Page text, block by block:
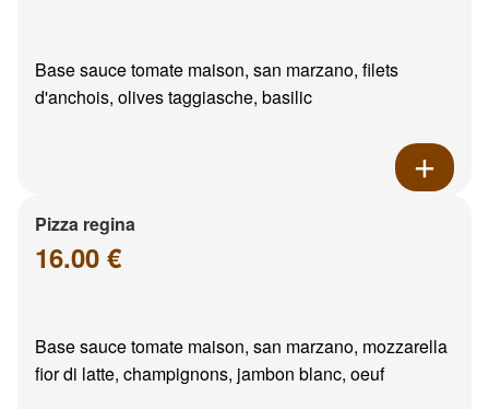
Base sauce tomate maison, san marzano, filets
d'anchois, olives taggiasche, basilic
Pizza regina
16.00 €
Base sauce tomate maison, san marzano, mozzarella
fior di latte, champignons, jambon blanc, oeuf